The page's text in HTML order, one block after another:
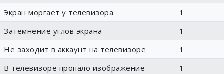
Экран моргает у телевизора
1
Затемнение углов экрана
1
Не заходит в аккаунт на телевизоре
1
В телевизоре пропало изображение
1